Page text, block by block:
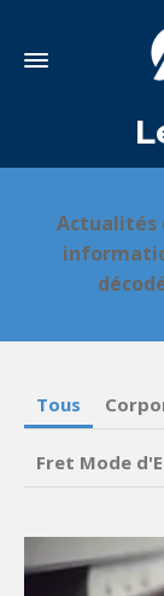
Actualités
Tous
Fret Mode